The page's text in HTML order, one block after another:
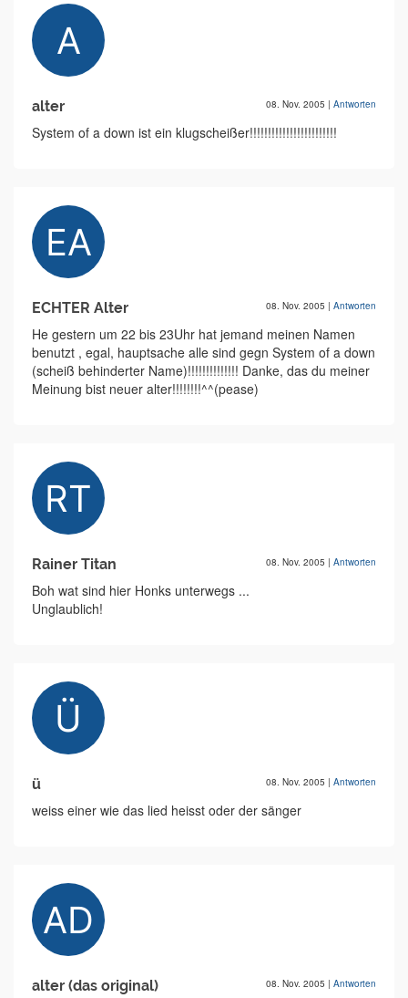
alter 08. Nov. 2005 | Antworten
System of a down ist ein klugscheißer!!!!!!!!!!!!!!!!!!!!!!!!
ECHTER Alter 08. Nov. 2005 | Antworten
He gestern um 22 bis 23Uhr hat jemand meinen Namen
benutzt , egal, hauptsache alle sind gegn System of a down
(scheiß behinderter Name)!!!!!!!!!!!!!! Danke, das du meiner
Meinung bist neuer alter!!!!!!!!^^(pease)
Rainer Titan 08. Nov. 2005 | Antworten
Boh wat sind hier Honks unterwegs ...
Unglaublich!
ü 08. Nov. 2005 | Antworten
weiss einer wie das lied heisst oder der sänger
alter (das original) 08. Nov. 2005 | Antworten